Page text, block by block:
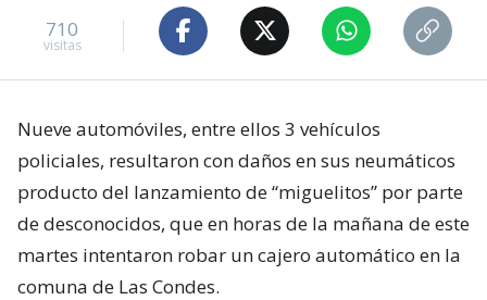
710
visitas
Nueve automóviles, entre ellos 3 vehículos
policiales, resultaron con daños en sus neumáticos
producto del lanzamiento de “miguelitos” por parte
de desconocidos, que en horas de la mañana de este
martes intentaron robar un cajero automático en la
comuna de Las Condes.